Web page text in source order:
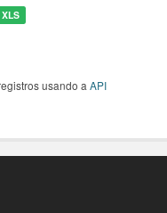
XLS
usando a API